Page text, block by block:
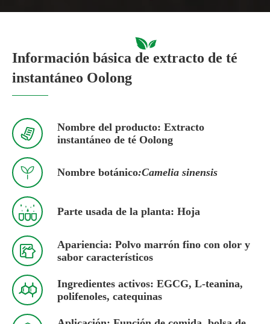
Información básica de extracto de té
instantáneo Oolong

Nombre del producto: Extracto
instantáneo de té Oolong
 Nombre botánico:Camelia sinensis
 Parte usada de la planta: Hoja

Apariencia: Polvo marrón fino con olor y
sabor característicos

Ingredientes activos: EGCG, L-teanina,
polifenoles, catequinas